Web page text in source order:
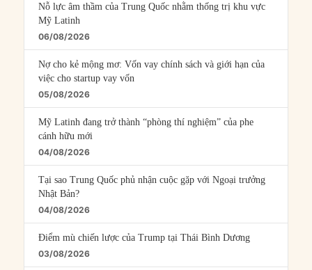
Nỗ lực âm thầm của Trung Quốc nhằm thống trị khu vực
Mỹ Latinh
06/08/2026
Nợ cho kẻ mộng mơ: Vốn vay chính sách và giới hạn của
việc cho startup vay vốn
05/08/2026
Mỹ Latinh đang trở thành “phòng thí nghiệm” của phe
cánh hữu mới
04/08/2026
Tại sao Trung Quốc phủ nhận cuộc gặp với Ngoại trưởng
Nhật Bản?
04/08/2026
Điểm mù chiến lược của Trump tại Thái Bình Dương
03/08/2026